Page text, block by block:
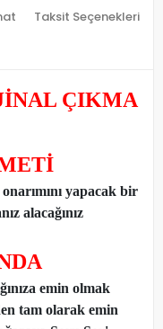
Taksit Seçenekleri
ÇIKMA
yapacak bir
alacağınız
emin olmak
tam olarak emin